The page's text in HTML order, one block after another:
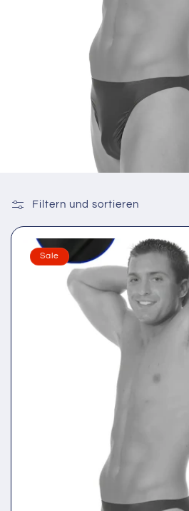
Filtern und sortieren
Sale